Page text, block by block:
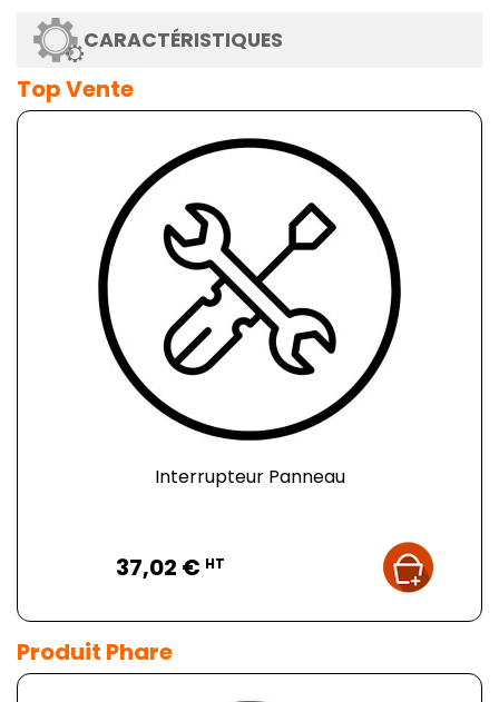
CARACTÉRISTIQUES
Top Vente
Interrupteur Panneau
37,02 € HT
Produit Phare